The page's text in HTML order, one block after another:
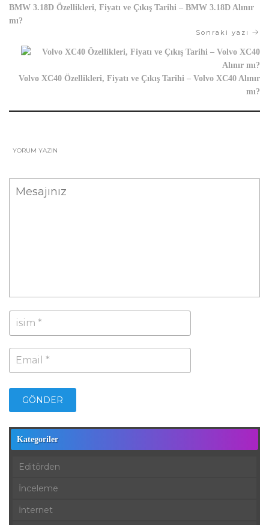
BMW 3.18D Özellikleri, Fiyatı ve Çıkış Tarihi – BMW 3.18D Alınır
mı?
Sonraki yazı
Volvo XC40 Özellikleri, Fiyatı ve Çıkış Tarihi – Volvo XC40 Alınır
mı?
YORUM YAZIN
Kategoriler
Editörden
İnceleme
İnternet